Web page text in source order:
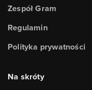
Zespół Gram
Regulamin
Polityka prywatności
Na skróty